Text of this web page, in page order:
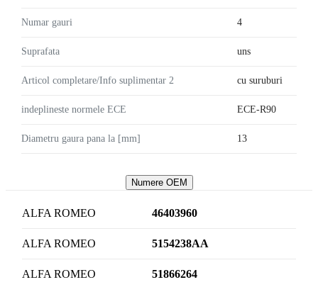
Numar gauri 4
Suprafata uns
Articol completare/Info suplimentar 2 cu suruburi
indeplineste normele ECE ECE-R90
Diametru gaura pana la [mm] 13
Numere OEM
ALFA ROMEO 46403960
ALFA ROMEO 5154238AA
ALFA ROMEO 51866264